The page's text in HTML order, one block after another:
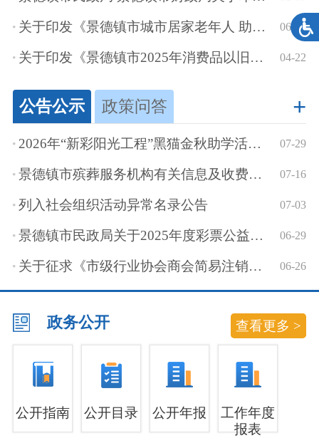
06-10
关于印发《景德镇市城市居家老年人 助餐配餐服务管理办法》的通知
04-22
关于印发《景德镇市2025年消费品以旧换新居家适老化改造实施细则》的通知
公告公示 政策问答 +
07-29
2026年“新彩阳光工程”黑猫金秋助学活动启动
07-16
景德镇市殡葬服务机构有关信息及收费网络集中公示
07-03
列入社会组织活动异常名录公告
06-29
景德镇市民政局关于2025年度彩票公益金使用情况的公告
06-26
关于征求《市级行业协会商会简易注销程序工作指引（试行）（征求意见稿）》意...
查看更多 >
政务公开
公开指南 公开目录 公开年报
工作年度
报表